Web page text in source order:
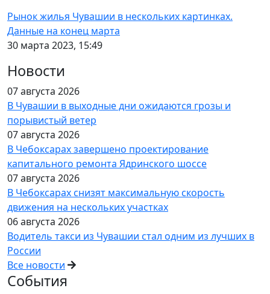
Рынок жилья Чувашии в нескольких картинках.
Данные на конец марта
30 марта 2023, 15:49
Новости
07 августа 2026
В Чувашии в выходные дни ожидаются грозы и
порывистый ветер
07 августа 2026
В Чебоксарах завершено проектирование
капитального ремонта Ядринского шоссе
07 августа 2026
В Чебоксарах снизят максимальную скорость
движения на нескольких участках
06 августа 2026
Водитель такси из Чувашии стал одним из лучших в
России
Все новости
События